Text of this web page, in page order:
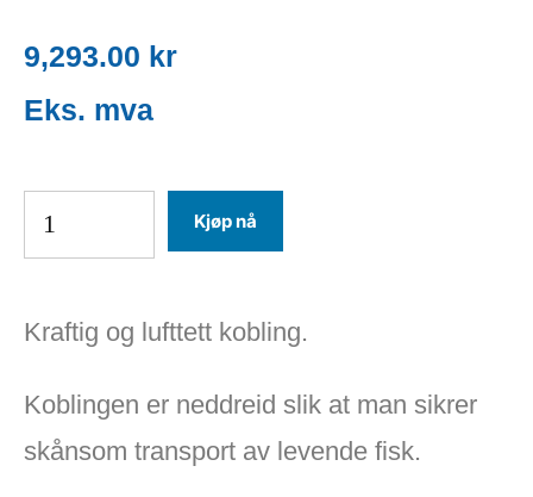
9,293.00 kr
Kjøp nå
Kraftig og lufttett kobling.
Koblingen er neddreid slik at man sikrer
skånsom transport av levende fisk.